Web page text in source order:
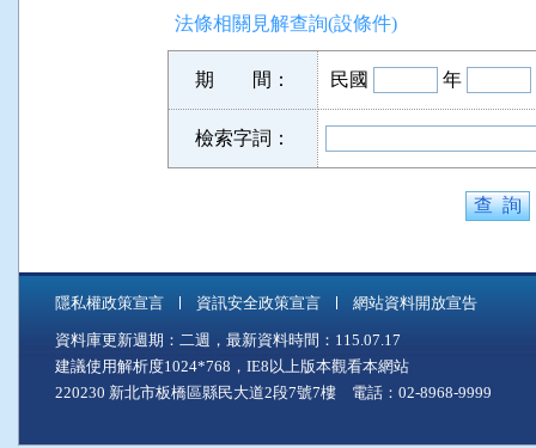
法條相關見解查詢(設條件)
期 間： 民國 年
檢索字詞：
隱私權政策宣言 資訊安全政策宣言 網站資料開放宣告
資料庫更新週期：二週，最新資料時間：115.07.17
建議使用解析度1024*768，IE8以上版本觀看本網站
220230 新北市板橋區縣民大道2段7號7樓 電話：02-8968-9999